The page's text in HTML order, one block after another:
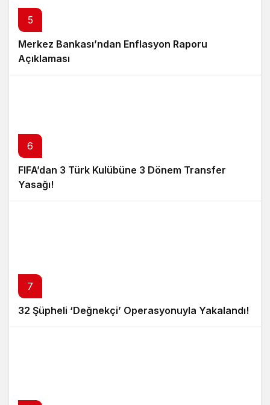
5
Merkez Bankası’ndan Enflasyon Raporu
Açıklaması
6
FIFA’dan 3 Türk Kulübüne 3 Dönem Transfer
Yasağı!
7
32 Şüpheli ‘Değnekçi’ Operasyonuyla Yakalandı!